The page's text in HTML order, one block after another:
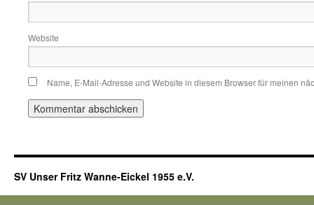
Website
Name, E-Mail-Adresse und Website in diesem Browser für meinen
SV Unser Fritz Wanne-Eickel 1955 e.V.